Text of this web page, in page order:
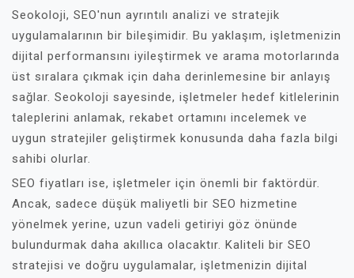
Seokoloji, SEO'nun ayrıntılı analizi ve stratejik
uygulamalarının bir bileşimidir. Bu yaklaşım, işletmenizin
dijital performansını iyileştirmek ve arama motorlarında
üst sıralara çıkmak için daha derinlemesine bir anlayış
sağlar. Seokoloji sayesinde, işletmeler hedef kitlelerinin
taleplerini anlamak, rekabet ortamını incelemek ve
uygun stratejiler geliştirmek konusunda daha fazla bilgi
sahibi olurlar.
SEO fiyatları ise, işletmeler için önemli bir faktördür.
Ancak, sadece düşük maliyetli bir SEO hizmetine
yönelmek yerine, uzun vadeli getiriyi göz önünde
bulundurmak daha akıllıca olacaktır. Kaliteli bir SEO
stratejisi ve doğru uygulamalar, işletmenizin dijital